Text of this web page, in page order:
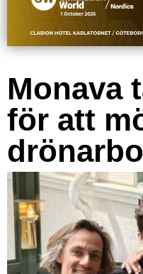
Monava
för att